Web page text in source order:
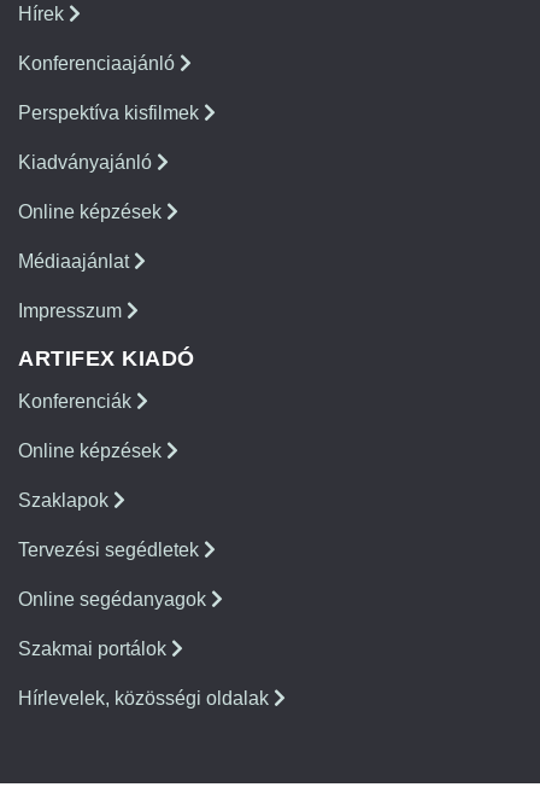
Hírek
Konferenciaajánló
Perspektíva kisfilmek
Kiadványajánló
Online képzések
Médiaajánlat
Impresszum
ARTIFEX KIADÓ
Konferenciák
Online képzések
Szaklapok
Tervezési segédletek
Online segédanyagok
Szakmai portálok
Hírlevelek, közösségi oldalak